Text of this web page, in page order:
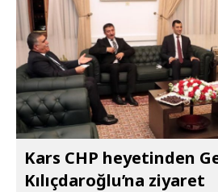
Kars CHP heyetinden
Kılıçdaroğlu’na ziyaret